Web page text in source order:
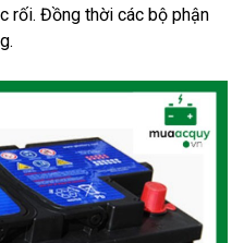
rối. Đồng thời các bộ phận